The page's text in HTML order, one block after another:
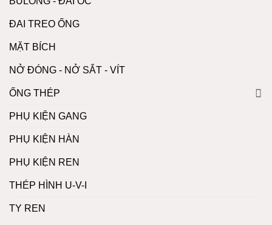
ĐAI TREO ỐNG
MẶT BÍCH
NỞ ĐÓNG - NỞ SẮT - VÍT
ỐNG THÉP
PHỤ KIỆN GANG
PHỤ KIỆN HÀN
PHỤ KIỆN REN
THÉP HÌNH U-V-I
TY REN